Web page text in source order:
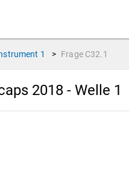
1 > Frage C32.1
2018 - Welle 1